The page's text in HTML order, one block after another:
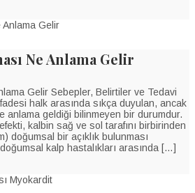
Ne Anlama Gelir
Gelir Sebepler, Belirtiler ve Tedavi
halk arasında sıkça duyulan, ancak
anlama geldiği bilinmeyen bir durumdur.
kalbin sağ ve sol tarafını birbirinden
doğumsal bir açıklık bulunması
kalp hastalıkları arasında […]